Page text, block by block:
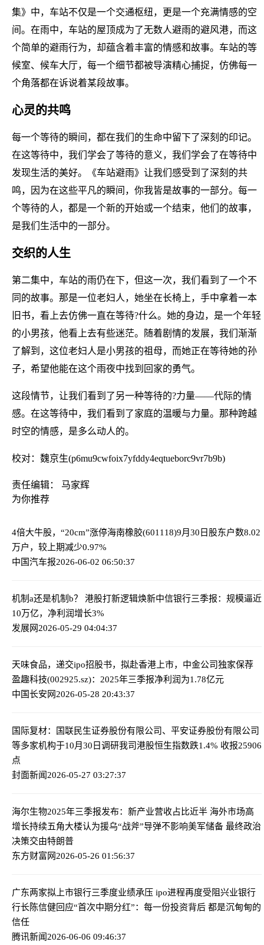
集》中，车站不仅是一个交通枢纽，更是一个充满情感的空
间。在雨中，车站的屋顶成为了无数人避雨的避风港，而这
个简单的避雨行为，却蕴含着丰富的情感和故事。车站的等
候室、候车大厅，每一个细节都被导演精心捕捉，仿佛每一
个角落都在诉说着某段故事。
心灵的共鸣
每一个等待的瞬间，都在我们的生命中留下了深刻的印记。
在这等待中，我们学会了等待的意义，我们学会了在等待中
发现生活的美好。《车站避雨》让我们感受到了深刻的共
鸣，因为在这些平凡的瞬间，你我皆是故事的一部分。每一
个等待的人，都是一个新的开始或一个结束，他们的故事，
是我们生活中的一部分。
交织的人生
第二集中，车站的雨仍在下，但这一次，我们看到了一个不
同的故事。那是一位老妇人，她坐在长椅上，手中拿着一本
旧书，看上去仿佛一直在等待?什么。她的身边，是一个年轻
的小男孩，他看上去有些迷茫。随着剧情的发展，我们渐渐
了解到，这位老妇人是小男孩的祖母，而她正在等待她的孙
子，希望他能在这个雨夜中找到回家的勇气。
这段情节，让我们看到了另一种等待的?力量——代际的情
感。在这等待中，我们看到了家庭的温暖与力量。那种跨越
时空的情感，是多么动人的。
校对：魏京生(p6mu9cwfoix7yfddy4eqtueborc9vr7b9b)
责任编辑： 马家辉
为你推荐
4倍大牛股，“20cm”涨停海南橡胶(601118)9月30日股东户数8.02
万户，较上期减少0.97%
中国汽车报2026-06-02 06:50:37
机制a还是机制b？ 港股打新逻辑焕新中信银行三季报：规模逼近
10万亿，净利润增长3%
发展网2026-05-29 04:04:37
天味食品，递交ipo招股书，拟赴香港上市，中金公司独家保荐
盈趣科技(002925.sz)：2025年三季报净利润为1.78亿元
中国长安网2026-05-28 20:43:37
国际复材：国联民生证券股份有限公司、平安证券股份有限公司
等多家机构于10月30日调研我司港股恒生指数跌1.4% 收报25906
点
封面新闻2026-05-27 03:27:37
海尔生物2025年三季报发布：新产业营收占比近半 海外市场高
增长持续五角大楼认为援乌“战斧”导弹不影响美军储备 最终政治
决策交由特朗普
东方财富网2026-05-26 01:56:37
广东两家拟上市银行三季度业绩承压 ipo进程再度受阻兴业银行
行长陈信健回应“首次中期分红”：每一份投资背后 都是沉甸甸的
信任
腾讯新闻2026-06-06 09:46:37